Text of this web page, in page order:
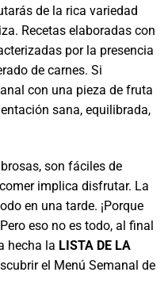
de la rica variedad
Recetas elaboradas con
por la presencia
de carnes. Si
con una pieza de fruta
sana, equilibrada,
son fáciles de
implica disfrutar. La
en una tarde. ¡Porque
eso no es todo, al final
hecha la LISTA DE LA
el Menú Semanal de